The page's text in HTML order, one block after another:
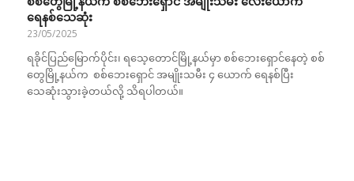
ရေနစ်သေဆုံး
23/05/2025
ရခိုင်ပြည်မြောက်ပိုင်း၊ ရသေ့တောင်မြို့နယ်မှာ စစ်ဘေးရှောင်နေတဲ့ စစ်
တွေမြို့နယ်က စစ်ဘေးရှောင် အမျိုးသမီး ၄ ယောက် ရေနစ်ပြီး
သေဆုံးသွားခဲ့တယ်လို့ သိရပါတယ်။